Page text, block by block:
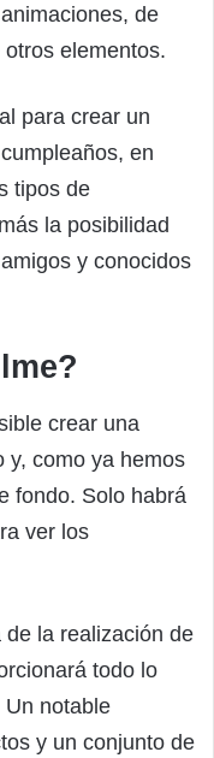
de
elementos.
para crear un
en
tipos de
la posibilidad
y conocidos
crear una
y, como ya hemos
fondo. Solo habrá
ver los
la realización de
todo lo
Un notable
y un conjunto de